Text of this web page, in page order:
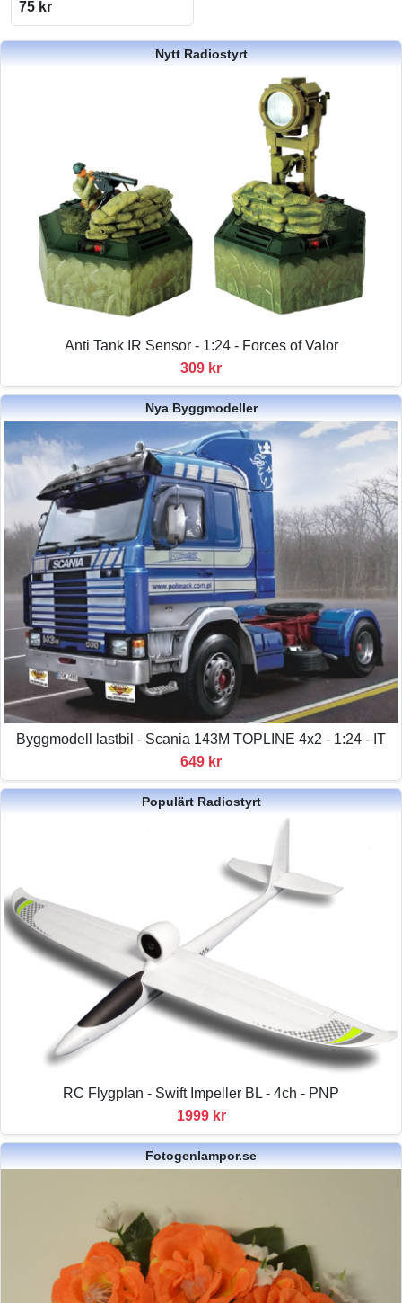
75 kr
Nytt Radiostyrt
Anti Tank IR Sensor - 1:24 - Forces of Valor
309 kr
Nya Byggmodeller
Byggmodell lastbil - Scania 143M TOPLINE 4x2 - 1:24 - IT
649 kr
Populärt Radiostyrt
RC Flygplan - Swift Impeller BL - 4ch - PNP
1999 kr
Fotogenlampor.se